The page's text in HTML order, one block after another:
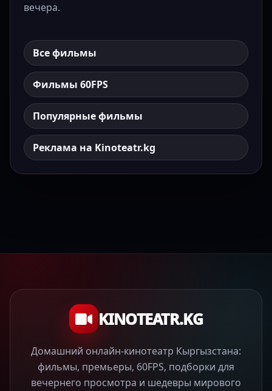
вечера.
Все фильмы
Фильмы 60FPS
Популярные фильмы
Реклама на Kinoteatr.kg
KINOTEATR.KG
Домашний онлайн-кинотеатр Кыргызстана:
фильмы, премьеры, 60FPS, подборки для
вечернего просмотра и шедевры мирового